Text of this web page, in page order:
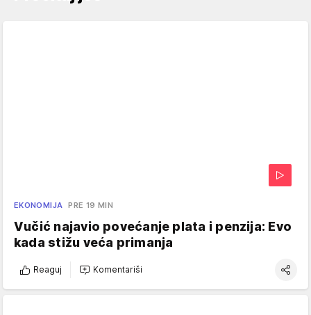
EKONOMIJA PRE 19 MIN
Vučić najavio povećanje plata i penzija: Evo
kada stižu veća primanja
Reaguj Komentariši